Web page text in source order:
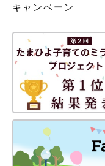
キャンペーン